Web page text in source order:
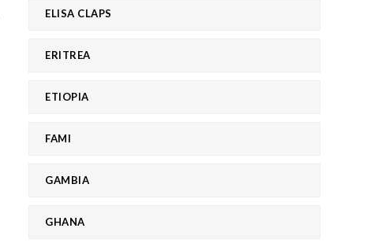
ELISA CLAPS
ERITREA
ETIOPIA
FAMI
GAMBIA
GHANA